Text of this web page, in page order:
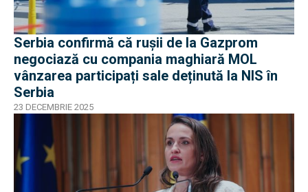
Serbia confirmă că rușii de la Gazprom
negociază cu compania maghiară MOL
vânzarea participați sale deținută la NIS în
Serbia
23 DECEMBRIE 2025